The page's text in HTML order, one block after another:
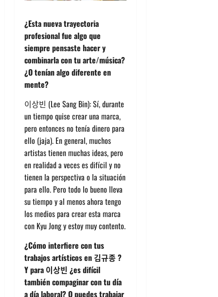
¿Esta nueva trayectoria
profesional fue algo que
siempre pensaste hacer y
combinarla con tu arte/música?
¿O tenían algo diferente en
mente?
이상빈 (Lee Sang Bin): Sí, durante
un tiempo quise crear una marca,
pero entonces no tenía dinero para
ello (jaja). En general, muchos
artistas tienen muchas ideas, pero
en realidad a veces es difícil y no
tienen la perspectiva o la situación
para ello. Pero todo lo bueno lleva
su tiempo y al menos ahora tengo
los medios para crear esta marca
con Kyu Jong y estoy muy contento.
¿Cómo interfiere con tus
trabajos artísticos en 김규종 ?
Y para 이상빈 ¿es difícil
también compaginar con tu día
a día laboral? O puedes trabajar